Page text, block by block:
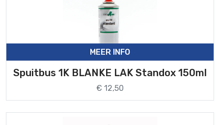
MEER INFO
Spuitbus 1K BLANKE LAK Standox 150ml
€ 12,50